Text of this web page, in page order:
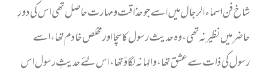
شاخ فن اسماء الرجال میں اسے جو حذاقت ومہارت حاصل تھی اس کی دورِ
حاضر میں نظیر نہ تھی ، وہ حدیث رسول کا سچا اور مخلص خادم تھا ، اسے
رسول کی ذات سے عشق تھا ، والہانہ لگاؤ تھا ، اس لئے حدیثِ رسول اس